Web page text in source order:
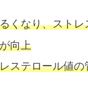
くなり、ストレ
向上
ステロール値